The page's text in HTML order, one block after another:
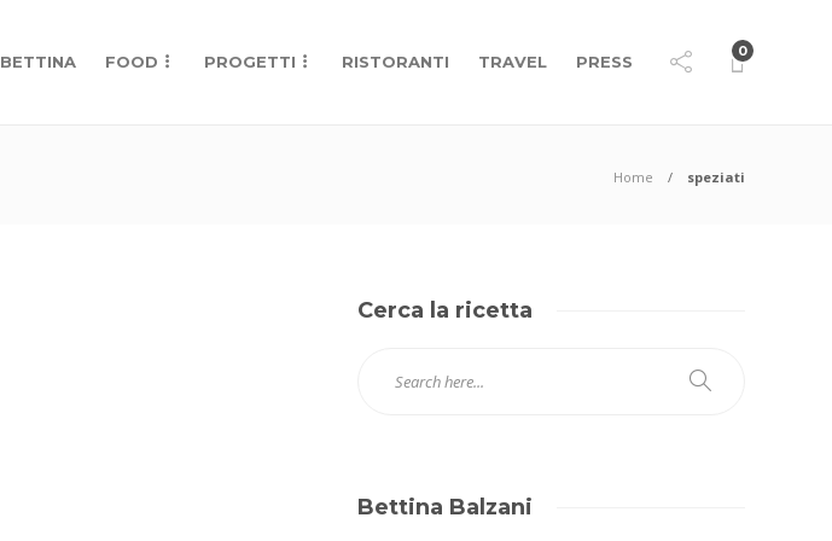
BETTINA FOOD PROGETTI RISTORANTI TRAVEL PRESS
0
Home speziati
Cerca la ricetta
Bettina Balzani